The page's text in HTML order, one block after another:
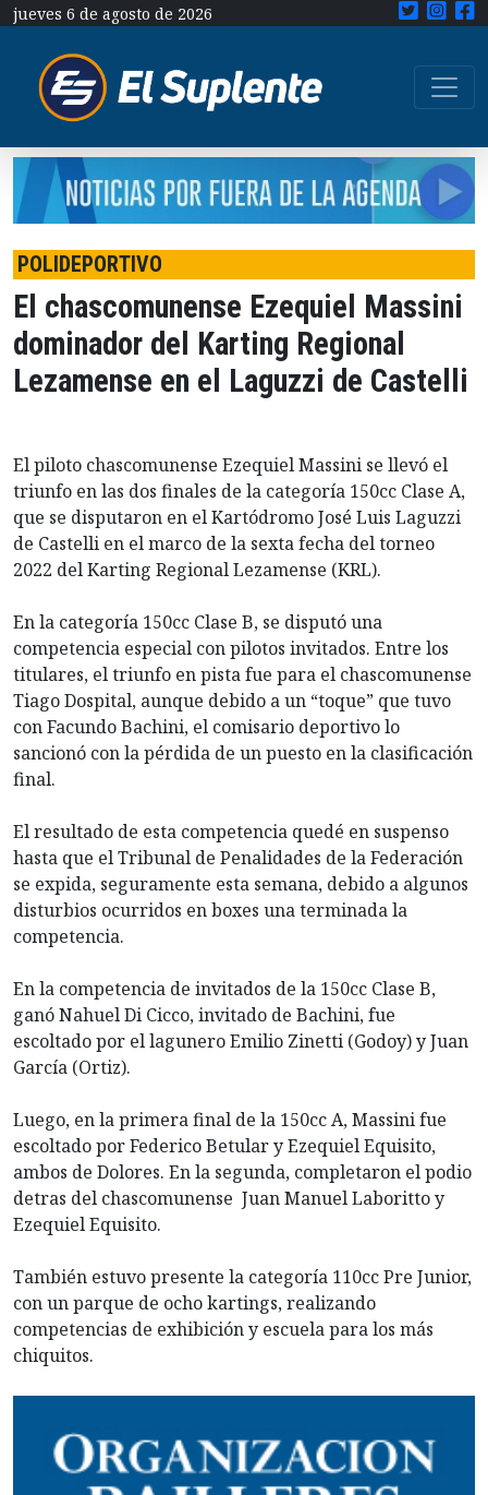
jueves 6 de agosto de 2026
POLIDEPORTIVO
El chascomunense Ezequiel Massini
dominador del Karting Regional
Lezamense en el Laguzzi de Castelli
El piloto chascomunense Ezequiel Massini se llevó el
triunfo en las dos finales de la categoría 150cc Clase A,
que se disputaron en el Kartódromo José Luis Laguzzi
de Castelli en el marco de la sexta fecha del torneo
2022 del Karting Regional Lezamense (KRL).
En la categoría 150cc Clase B, se disputó una
competencia especial con pilotos invitados. Entre los
titulares, el triunfo en pista fue para el chascomunense
Tiago Dospital, aunque debido a un “toque” que tuvo
con Facundo Bachini, el comisario deportivo lo
sancionó con la pérdida de un puesto en la clasificación
final.
El resultado de esta competencia quedé en suspenso
hasta que el Tribunal de Penalidades de la Federación
se expida, seguramente esta semana, debido a algunos
disturbios ocurridos en boxes una terminada la
competencia.
En la competencia de invitados de la 150cc Clase B,
ganó Nahuel Di Cicco, invitado de Bachini, fue
escoltado por el lagunero Emilio Zinetti (Godoy) y Juan
García (Ortiz).
Luego, en la primera final de la 150cc A, Massini fue
escoltado por Federico Betular y Ezequiel Equisito,
ambos de Dolores. En la segunda, completaron el podio
detras del chascomunense Juan Manuel Laboritto y
Ezequiel Equisito.
También estuvo presente la categoría 110cc Pre Junior,
con un parque de ocho kartings, realizando
competencias de exhibición y escuela para los más
chiquitos.